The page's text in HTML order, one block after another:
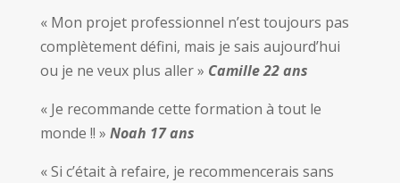
« Mon projet professionnel n’est toujours pas
complètement défini, mais je sais aujourd’hui
ou je ne veux plus aller » Camille 22 ans
« Je recommande cette formation à tout le
monde !! » Noah 17 ans
« Si c’était à refaire, je recommencerais sans